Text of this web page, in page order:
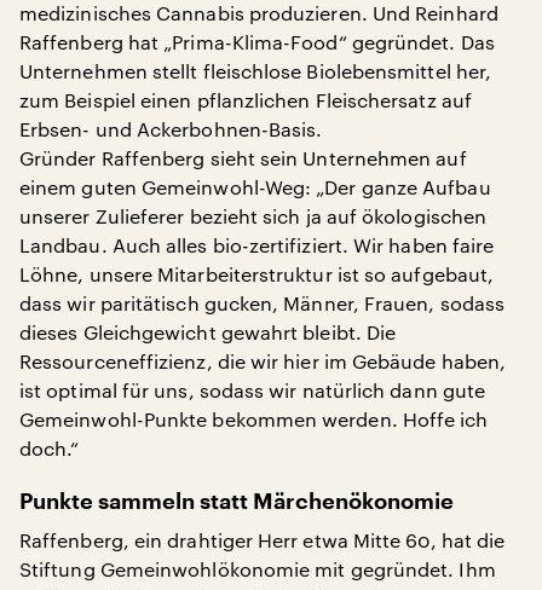
medizinisches Cannabis produzieren. Und Reinhard
Raffenberg hat „Prima-Klima-Food“ gegründet. Das
Unternehmen stellt fleischlose Biolebensmittel her,
zum Beispiel einen pflanzlichen Fleischersatz auf
Erbsen- und Ackerbohnen-Basis.
Gründer Raffenberg sieht sein Unternehmen auf
einem guten Gemeinwohl-Weg: „Der ganze Aufbau
unserer Zulieferer bezieht sich ja auf ökologischen
Landbau. Auch alles bio-zertifiziert. Wir haben faire
Löhne, unsere Mitarbeiterstruktur ist so aufgebaut,
dass wir paritätisch gucken, Männer, Frauen, sodass
dieses Gleichgewicht gewahrt bleibt. Die
Ressourceneffizienz, die wir hier im Gebäude haben,
ist optimal für uns, sodass wir natürlich dann gute
Gemeinwohl-Punkte bekommen werden. Hoffe ich
doch.“
Punkte sammeln statt Märchenökonomie
Raffenberg, ein drahtiger Herr etwa Mitte 60, hat die
Stiftung Gemeinwohlökonomie mit gegründet. Ihm